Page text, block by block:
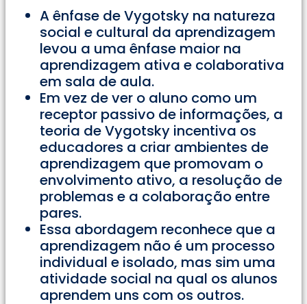
A ênfase de Vygotsky na natureza
social e cultural da aprendizagem
levou a uma ênfase maior na
aprendizagem ativa e colaborativa
em sala de aula.
Em vez de ver o aluno como um
receptor passivo de informações, a
teoria de Vygotsky incentiva os
educadores a criar ambientes de
aprendizagem que promovam o
envolvimento ativo, a resolução de
problemas e a colaboração entre
pares.
Essa abordagem reconhece que a
aprendizagem não é um processo
individual e isolado, mas sim uma
atividade social na qual os alunos
aprendem uns com os outros.